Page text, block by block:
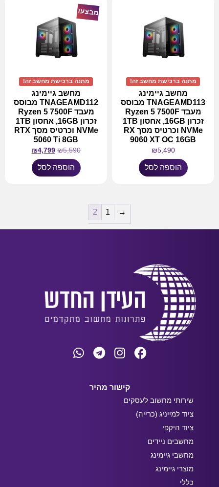
מתנה ברכישת מחשב זה!
מחשב גיימינג
TNAGEAMD113 מבוסס
מעבד Ryzen 5 7500F
זכרון 16GB, אחסון 1TB
NVMe וכרטיס מסך RX
9060 XT OC 16GB
₪5,490
הוספה לסל
מבצע!
מתנה ברכישת מחשב זה!
מחשב גיימינג
TNAGEAMD112 מבוסס
מעבד Ryzen 5 7500F
זכרון 16GB, אחסון 1TB
NVMe וכרטיס מסך RTX
5060 Ti 8GB
₪5,590
₪4,799
הוספה לסל
→
1
2
קישור מהיר
שירותי מחשוב לעסקים
ציוד למייניג (כרייה)
ציוד היקפי
מחשבים ניידים
מחשבי גיימינג
מוצרי גיימינג
כללי